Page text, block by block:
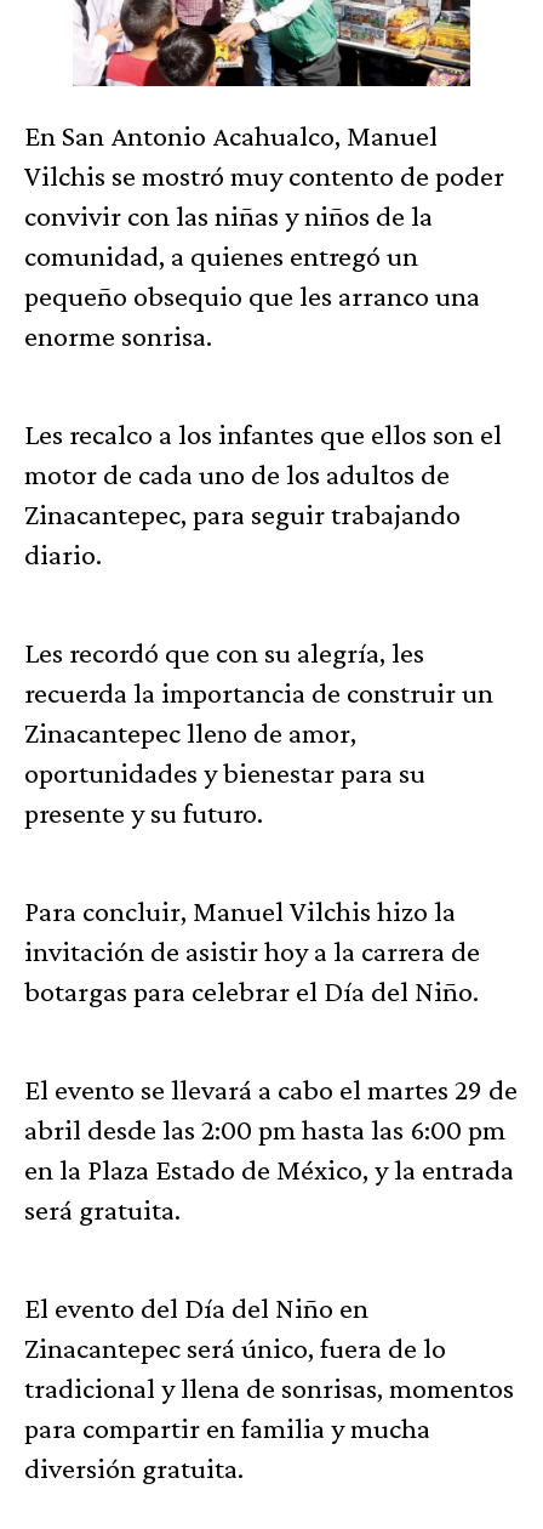
En San Antonio Acahualco, Manuel
Vilchis se mostró muy contento de poder
convivir con las niñas y niños de la
comunidad, a quienes entregó un
pequeño obsequio que les arranco una
enorme sonrisa.
Les recalco a los infantes que ellos son el
motor de cada uno de los adultos de
Zinacantepec, para seguir trabajando
diario.
Les recordó que con su alegría, les
recuerda la importancia de construir un
Zinacantepec lleno de amor,
oportunidades y bienestar para su
presente y su futuro.
Para concluir, Manuel Vilchis hizo la
invitación de asistir hoy a la carrera de
botargas para celebrar el Día del Niño.
El evento se llevará a cabo el martes 29 de
abril desde las 2:00 pm hasta las 6:00 pm
en la Plaza Estado de México, y la entrada
será gratuita.
El evento del Día del Niño en
Zinacantepec será único, fuera de lo
tradicional y llena de sonrisas, momentos
para compartir en familia y mucha
diversión gratuita.